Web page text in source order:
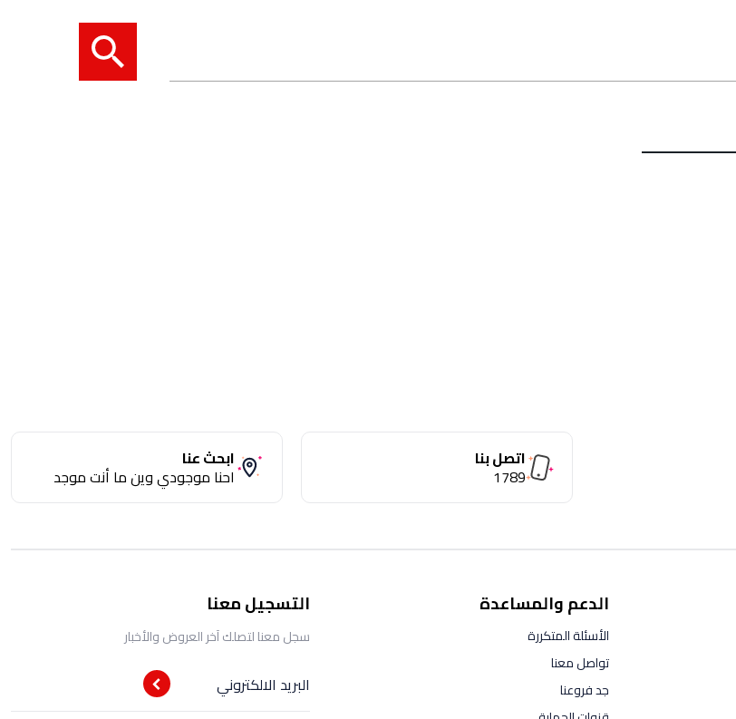
اتصل بنا
1789
ابحث عنا
احنا موجودي وين ما أنت موجد
الدعم والمساعدة
الأسئلة المتكررة
تواصل معنا
جد فروعنا
التسجيل معنا
سجل معنا لتصلك آخر العروض والأخبار
البريد الالكتروني